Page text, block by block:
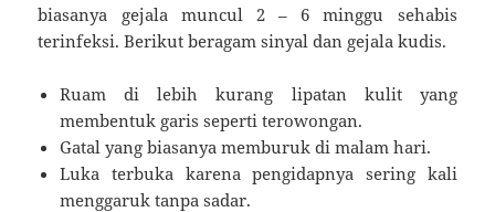
biasanya gejala muncul 2 – 6 minggu sehabis
terinfeksi. Berikut beragam sinyal dan gejala kudis.
Ruam di lebih kurang lipatan kulit yang
membentuk garis seperti terowongan.
Gatal yang biasanya memburuk di malam hari.
Luka terbuka karena pengidapnya sering kali
menggaruk tanpa sadar.